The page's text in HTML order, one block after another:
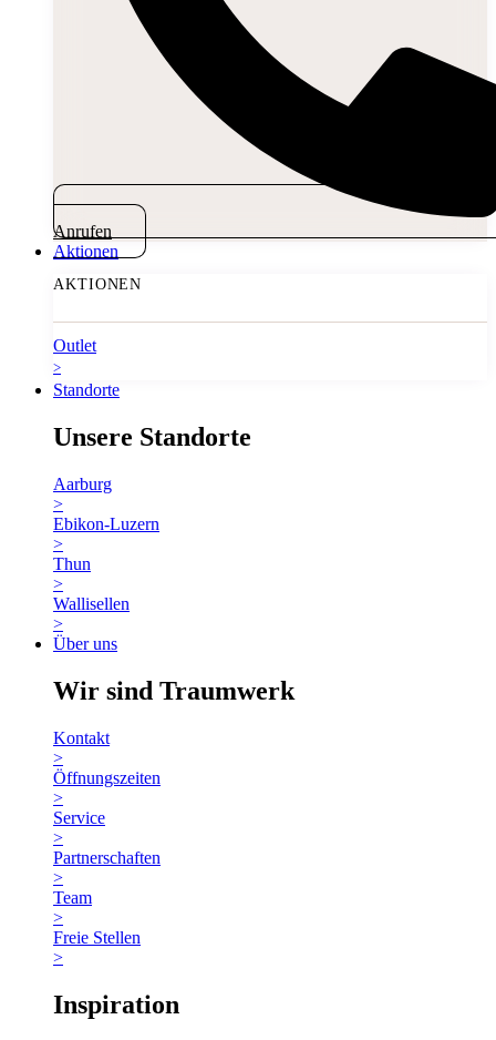
Anrufen
Aktionen
AKTIONEN
Outlet
>
Standorte
Unsere Standorte
Aarburg
>
Ebikon-Luzern
>
Thun
>
Wallisellen
>
Über uns
Wir sind Traumwerk
Kontakt
>
Öffnungszeiten
>
Service
>
Partnerschaften
>
Team
>
Freie Stellen
>
Inspiration